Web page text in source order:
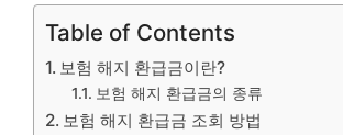
Table of Contents
보험 해지 환급금이란?
보험 해지 환급금의 종류
보험 해지 환급금 조회 방법